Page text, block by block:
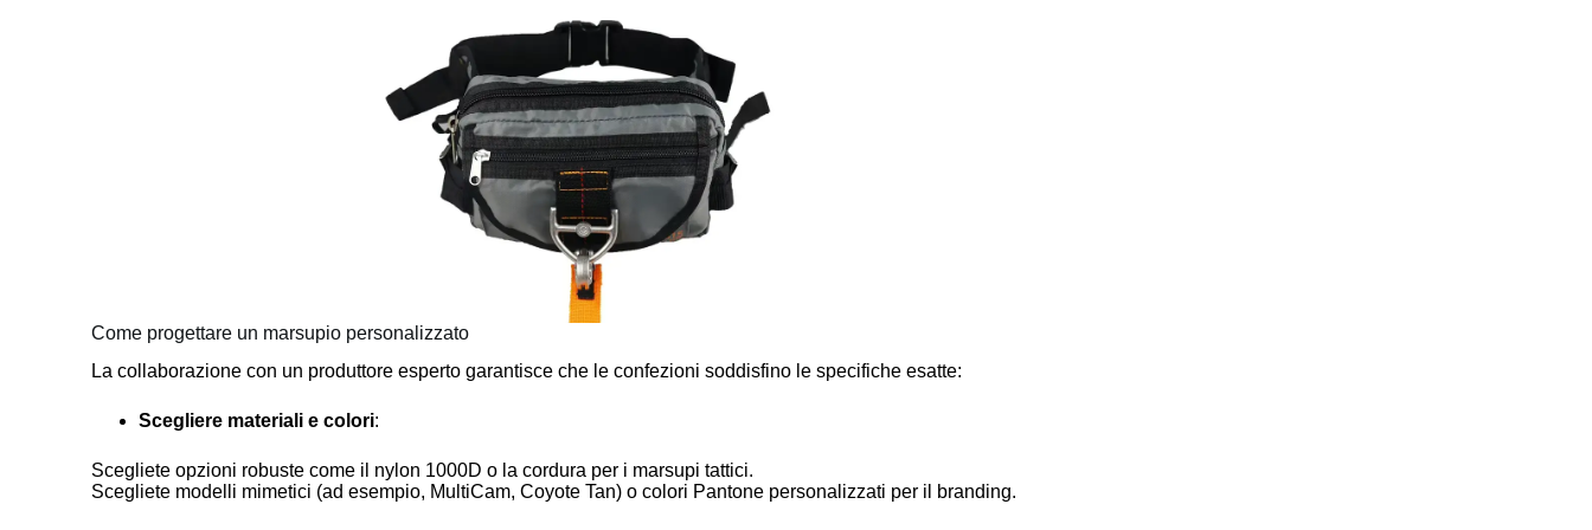
Come progettare un marsupio personalizzato
La collaborazione con un produttore esperto garantisce che le confezioni soddisfino le specifiche esatte:
Scegliere materiali e colori:
Scegliete opzioni robuste come il nylon 1000D o la cordura per i marsupi tattici.
Scegliete modelli mimetici (ad esempio, MultiCam, Coyote Tan) o colori Pantone personalizzati per il branding.